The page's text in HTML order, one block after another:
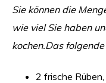
Sie können die
wie viel Sie haben
kochen.Das
2 frische